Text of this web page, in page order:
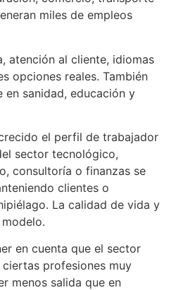
miles de empleos
atención al cliente, idiomas
opciones reales. También
en sanidad, educación y
el perfil de trabajador
sector tecnológico,
consultoría o finanzas se
clientes o
La calidad de vida y
en cuenta que el sector
profesiones muy
menos salida que en